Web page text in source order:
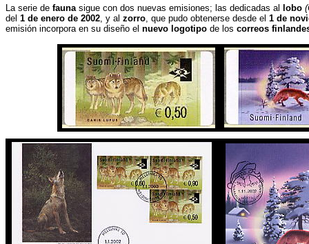
La serie de faunasigue con dos nuevas emisiones; las dedicadas al lobo
del 1 de enero de 2002, y al zorro, que pudo obtenerse desde el 1 de
emisión incorpora en su diseño el nuevo logotipo de los correos